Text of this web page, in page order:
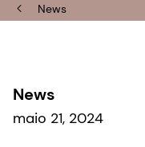
News
News
maio 21, 2024